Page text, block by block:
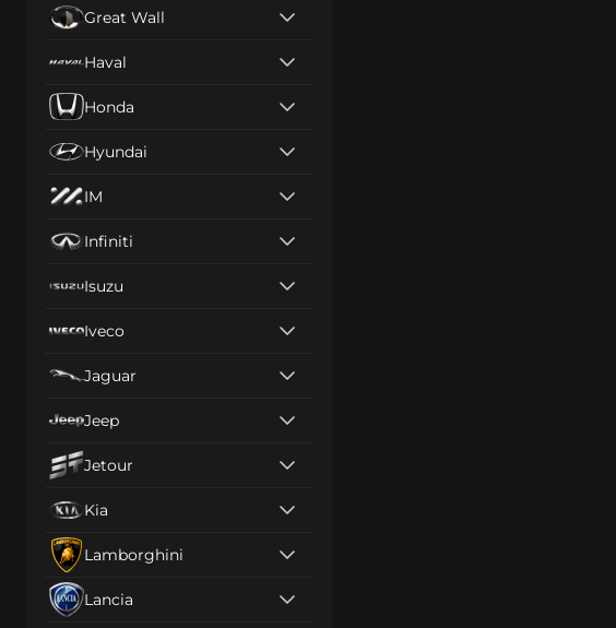
Great Wall
Haval
Honda
Hyundai
IM
Infiniti
Isuzu
Iveco
Jaguar
Jeep
Jetour
Kia
Lamborghini
Lancia